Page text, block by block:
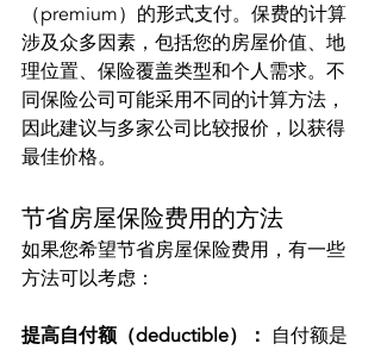
（premium）的形式支付。保费的计算
涉及众多因素，包括您的房屋价值、地
理位置、保险覆盖类型和个人需求。不
同保险公司可能采用不同的计算方法，
因此建议与多家公司比较报价，以获得
最佳价格。
节省房屋保险费用的方法
如果您希望节省房屋保险费用，有一些
方法可以考虑：
提高自付额（deductible）： 自付额是